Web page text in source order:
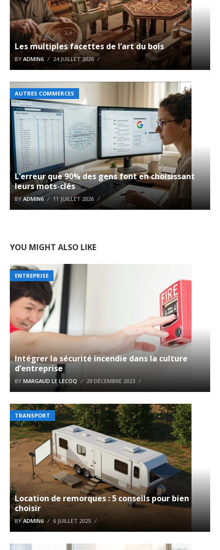
Les multiples facettes de l’art du bois
BY ADMIN6 24 JUILLET 2026
AUTRES COMMERCES
L’erreur que 90% des gens font en choisissant
leurs mots-clés
BYADMIN6 11 JUILLET 2026
YOU MIGHT ALSO LIKE
ENTREPRISE
Intégrer la sécurité incendie dans la culture
d’entreprise
BY MARGAUD LE LECOQ 29 DÉCEMBRE 2023
TRANSPORT
Location de remorques : 5 conseils pour bien
choisir
BYADMIN6 6 JUILLET 2025